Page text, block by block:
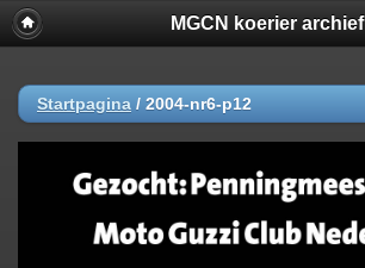
MGCN koerier archief
Startpagina / 2004-nr6-p12